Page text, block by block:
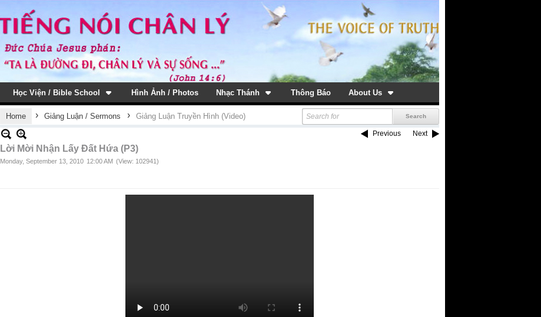
Học Viện / Bible School Hình Ảnh / Photos Nhạc Thánh Thông Báo About Us
Home › Giảng Luận / Sermons › Giảng Luận Truyền Hình (Video)
Previous Next
Lời Mời Nhận Lấy Đất Hứa (P3)
Monday, September 13, 2010 12:00 AM (View: 102941)